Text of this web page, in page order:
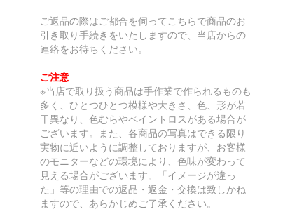
ご返品の際はご都合を伺ってこちらで商品のお
引き取り手続きをいたしますので、当店からの
連絡をお待ちください。
ご注意
※当店で取り扱う商品は手作業で作られるものも
多く、ひとつひとつ模様や大きさ、色、形が若
干異なり、色むらやペイントロスがある場合が
ございます。また、各商品の写真はできる限り
実物に近いように調整しておりますが、お客様
のモニターなどの環境により、色味が変わって
見える場合がございます。「イメージが違っ
た」等の理由での返品・返金・交換は致しかね
ますので、あらかじめご了承ください。